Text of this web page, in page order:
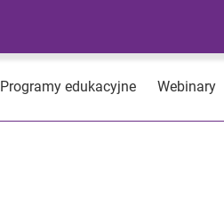
Programy edukacyjne Webinary